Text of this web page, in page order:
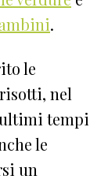
.
le
nel
tempi
le
un